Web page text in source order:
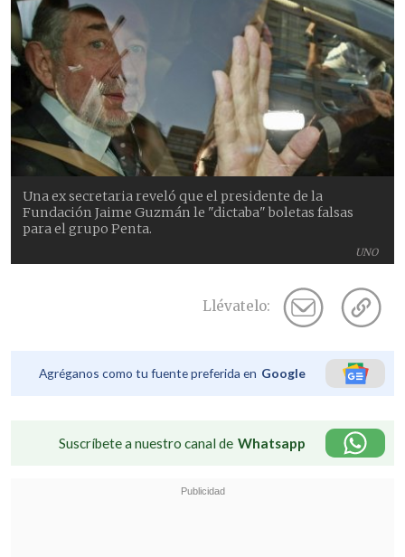
UNO
Una ex secretaria reveló que el presidente de la
Fundación Jaime Guzmán le "dictaba" boletas falsas
para el grupo Penta.
Llévatelo:
Agréganos como tu fuente preferida en Google
Suscríbete a nuestro canal de Whatsapp